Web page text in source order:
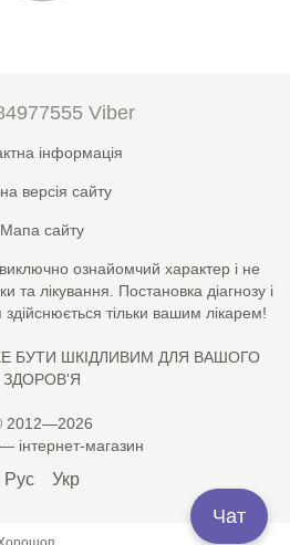
Viber
інформація
версія сайту
Мапа сайту
ознайомчий характер і не
та лікування. Постановка діагнозу і
здійснюється тільки вашим лікарем!
БУТИ ШКІДЛИВИМ ДЛЯ ВАШОГО
ЗДОРОВ'Я
2012—2026
інтернет-магазин
Рус Укр
Чат